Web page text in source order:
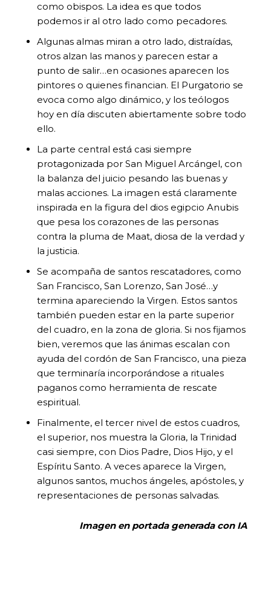
como obispos. La idea es que todos
podemos ir al otro lado como pecadores.
Algunas almas miran a otro lado, distraídas,
otros alzan las manos y parecen estar a
punto de salir…en ocasiones aparecen los
pintores o quienes financian. El Purgatorio se
evoca como algo dinámico, y los teólogos
hoy en día discuten abiertamente sobre todo
ello.
La parte central está casi siempre
protagonizada por San Miguel Arcángel, con
la balanza del juicio pesando las buenas y
malas acciones. La imagen está claramente
inspirada en la figura del dios egipcio Anubis
que pesa los corazones de las personas
contra la pluma de Maat, diosa de la verdad y
la justicia.
Se acompaña de santos rescatadores, como
San Francisco, San Lorenzo, San José…y
termina apareciendo la Virgen. Estos santos
también pueden estar en la parte superior
del cuadro, en la zona de gloria. Si nos fijamos
bien, veremos que las ánimas escalan con
ayuda del cordón de San Francisco, una pieza
que terminaría incorporándose a rituales
paganos como herramienta de rescate
espiritual.
Finalmente, el tercer nivel de estos cuadros,
el superior, nos muestra la Gloria, la Trinidad
casi siempre, con Dios Padre, Dios Hijo, y el
Espíritu Santo. A veces aparece la Virgen,
algunos santos, muchos ángeles, apóstoles, y
representaciones de personas salvadas.
Imagen en portada generada con IA